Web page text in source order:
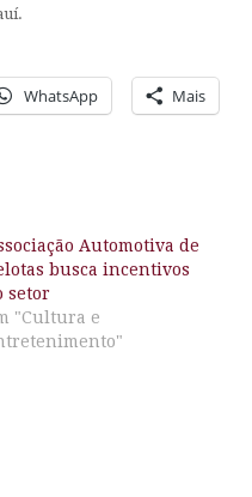
WhatsApp Mais
Automotiva de
busca incentivos
setor
"Cultura e